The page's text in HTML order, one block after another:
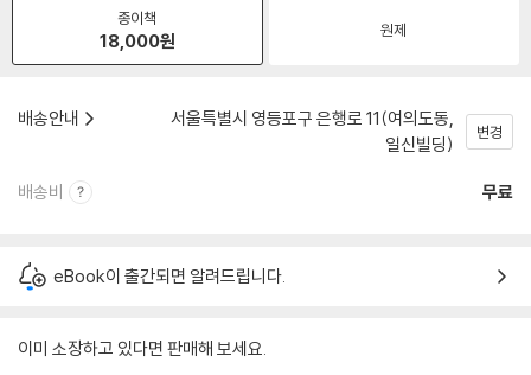
종이책
18,000원 원제
배송안내
서울특별시 영등포구 은행로 11(여의도동,
일신빌딩)
변경
배송비 무료
eBook이 출간되면 알려드립니다.
이미 소장하고 있다면 판매해 보세요.